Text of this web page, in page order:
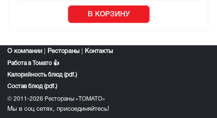
В КОРЗИНУ
О компании Рестораны Контакты
Работа в Томато 👍
Калорийность блюд (pdf.)
Состав блюд (pdf.)
© 2011-2026 Рестораны «ТОМАТО»
Мы в соц сетях, присоединяйтесь!